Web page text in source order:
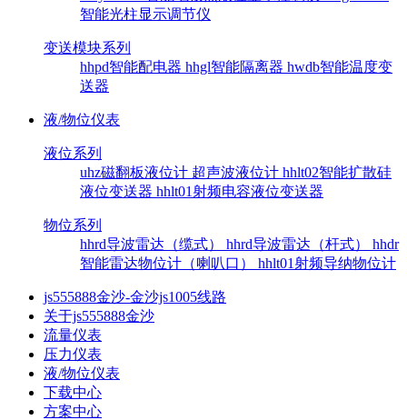
智能光柱显示调节仪
变送模块系列
hhpd智能配电器 hhgl智能隔离器 hwdb智能温度变
送器
液/物位仪表
液位系列
uhz磁翻板液位计 超声波液位计 hhlt02智能扩散硅
液位变送器 hhlt01射频电容液位变送器
物位系列
hhrd导波雷达（缆式） hhrd导波雷达（杆式） hhdr
智能雷达物位计（喇叭口） hhlt01射频导纳物位计
js555888金沙-金沙js1005线路
关于js555888金沙
流量仪表
压力仪表
液/物位仪表
下载中心
方案中心